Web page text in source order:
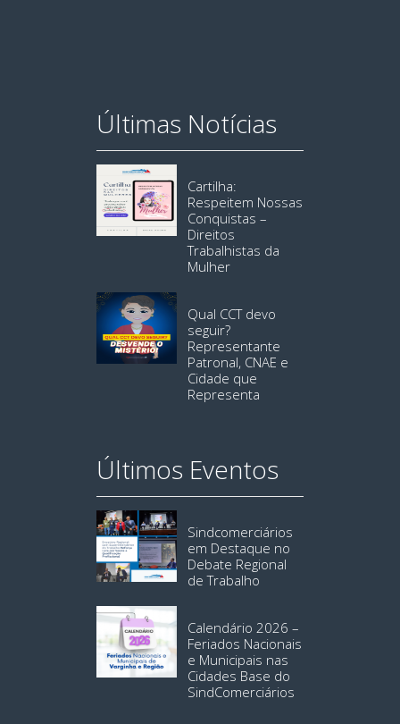
Últimas Notícias
Cartilha:
Respeitem Nossas
Conquistas –
Direitos
Trabalhistas da
Mulher
Qual CCT devo
seguir?
Representante
Patronal, CNAE e
Cidade que
Representa
Últimos Eventos
Sindcomerciários
em Destaque no
Debate Regional
de Trabalho
Calendário 2026 –
Feriados Nacionais
e Municipais nas
Cidades Base do
SindComerciários